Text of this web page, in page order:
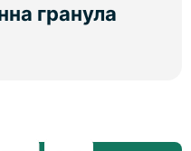
гранула